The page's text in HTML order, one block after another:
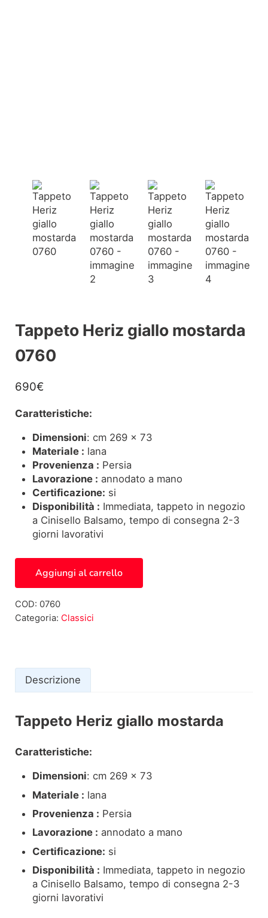
Tappeto Heriz giallo mostarda
0760
690€
Caratteristiche:
Dimensioni: cm 269 x 73
Materiale : lana
Provenienza : Persia
Lavorazione : annodato a mano
Certificazione: si
Disponibilità : Immediata, tappeto in negozio
a Cinisello Balsamo, tempo di consegna 2-3
giorni lavorativi
Aggiungi al carrello
COD: 0760
Categoria: Classici
Descrizione
Descrizione
Tappeto Heriz giallo mostarda
Caratteristiche:
Dimensioni: cm 269 x 73
Materiale : lana
Provenienza : Persia
Lavorazione : annodato a mano
Certificazione: si
Disponibilità : Immediata, tappeto in negozio
a Cinisello Balsamo, tempo di consegna 2-3
giorni lavorativi